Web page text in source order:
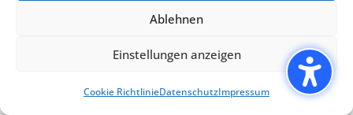
Ablehnen
Einstellungen anzeigen
Cookie RichtlinieDatenschutzImpressum
shërbime të
besueshme rreth
varrimit dhe